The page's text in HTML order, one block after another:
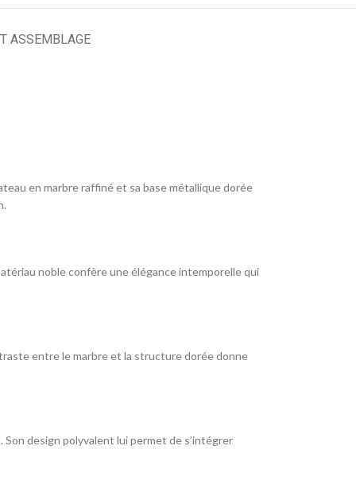
ASSEMBLAGE
en marbre raffiné et sa base métallique dorée
noble confère une élégance intemporelle qui
entre le marbre et la structure dorée donne
design polyvalent lui permet de s’intégrer